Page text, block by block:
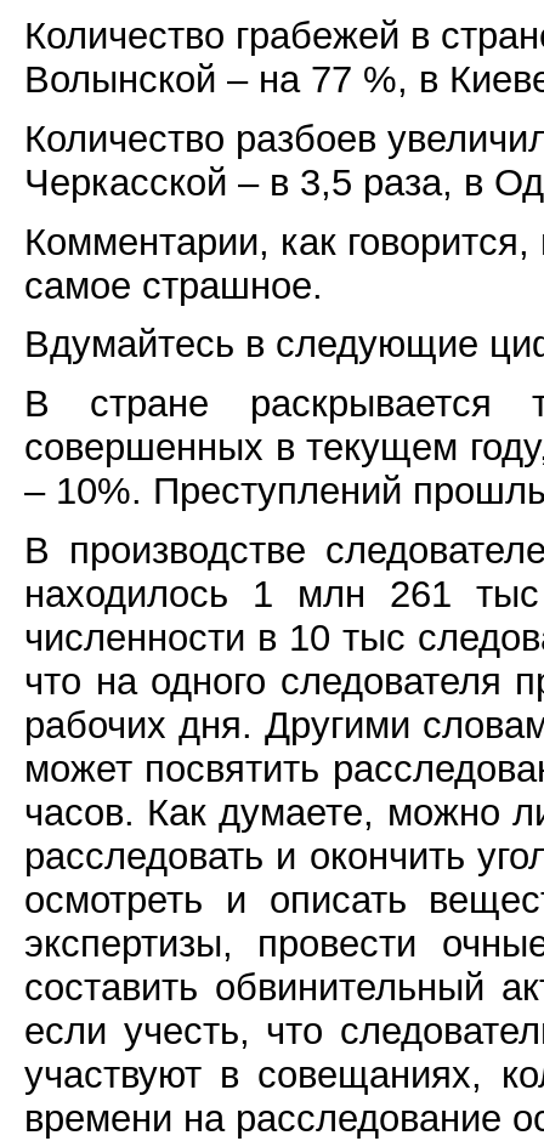
Количество грабежей в
Волынской – на 77 %, в
Количество разбоев
Черкасской – в 3,5 раза, в
Комментарии, как
самое страшное.
Вдумайтесь в следующие
В стране раскрывается
совершенных в текущем
– 10%. Преступлений
В производстве
находилось 1 млн 261
численности в 10 тыс
что на одного следователя
рабочих дня. Другими
может посвятить
часов. Как думаете, можно
расследовать и окончить
осмотреть и описать
экспертизы, провести
составить обвинительный
если учесть, что
участвуют в совещаниях,
времени на расследование